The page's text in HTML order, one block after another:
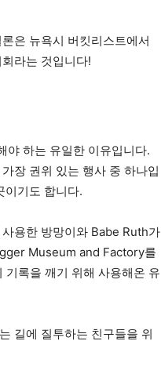
은 뉴욕시 버킷리스트에서
라는 것입니다!
하는 유일한 이유입니다.
장 권위 있는 행사 중 하나입
이기도 합니다.
용한 방망이와 Babe Ruth가
Museum and Factory를
록을 깨기 위해 사용해온 유
길에 질투하는 친구들을 위